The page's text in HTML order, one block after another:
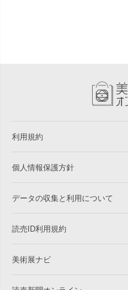
利用規約
個人情報保護方針
データの収集と利用について
読売ID利用規約
美術展ナビ